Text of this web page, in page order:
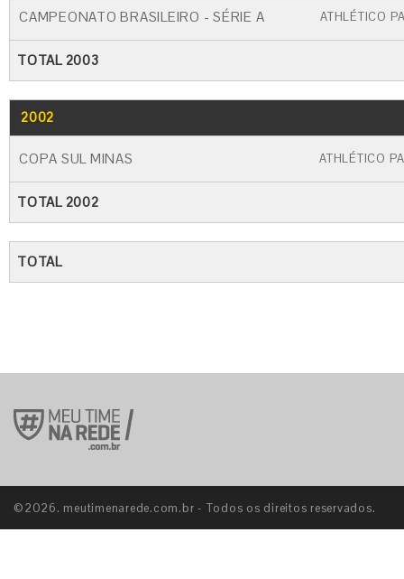
CAMPEONATO BRASILEIRO - SÉRIE A ATHLÉTICO
TOTAL 2003
2002
COPA SUL MINAS ATHLÉTICO
TOTAL 2002
TOTAL
©2026. meutimenarede.com.br - Todos os direitos reservados.